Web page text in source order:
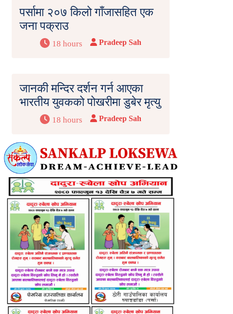
पर्सामा २०७ किलो गाँजासहित एक
जना पक्राउ
18 hours Pradeep Sah
जानकी मन्दिर दर्शन गर्न आएका
भारतीय युवकको पोखरीमा डुबेर मृत्यु
18 hours Pradeep Sah